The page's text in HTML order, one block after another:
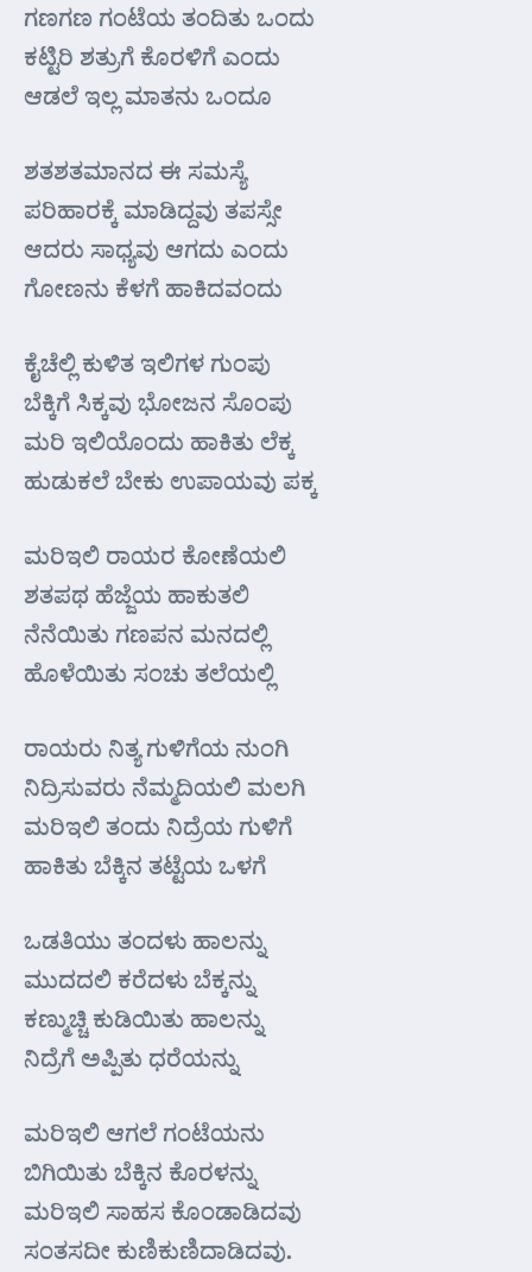
ಗಣಗಣ ಗಂಟೆಯ ತಂದಿತು ಒಂದು
ಕಟ್ಟಿರಿ ಶತ್ರುಗೆ ಕೊರಳಿಗೆ ಎಂದು
ಆಡಲೆ ಇಲ್ಲ ಮಾತನು ಒಂದೂ
ಶತಶತಮಾನದ ಈ ಸಮಸ್ಯೆ
ಪರಿಹಾರಕ್ಕೆ ಮಾಡಿದ್ದವು ತಪಸ್ಸೇ
ಆದರು ಸಾಧ್ಯವು ಆಗದು ಎಂದು
ಗೋಣನು ಕೆಳಗೆ ಹಾಕಿದವಂದು
ಕೈಚೆಲ್ಲಿ ಕುಳಿತ ಇಲಿಗಳ ಗುಂಪು
ಬೆಕ್ಕಿಗೆ ಸಿಕ್ಕವು ಭೋಜನ ಸೊಂಪು
ಮರಿ ಇಲಿಯೊಂದು ಹಾಕಿತು ಲೆಕ್ಕ
ಹುಡುಕಲೆ ಬೇಕು ಉಪಾಯವು ಪಕ್ಕ
ಮರಿಇಲಿ ರಾಯರ ಕೋಣೆಯಲಿ
ಶತಪಥ ಹೆಜ್ಜೆಯ ಹಾಕುತಲಿ
ನೆನೆಯಿತು ಗಣಪನ ಮನದಲ್ಲಿ
ಹೊಳೆಯಿತು ಸಂಚು ತಲೆಯಲ್ಲಿ
ರಾಯರು ನಿತ್ಯ ಗುಳಿಗೆಯ ನುಂಗಿ
ನಿದ್ರಿಸುವರು ನೆಮ್ಮದಿಯಲಿ ಮಲಗಿ
ಮರಿಇಲಿ ತಂದು ನಿದ್ರೆಯ ಗುಳಿಗೆ
ಹಾಕಿತು ಬೆಕ್ಕಿನ ತಟ್ಟೆಯ ಒಳಗೆ
ಒಡತಿಯು ತಂದಳು ಹಾಲನ್ನು
ಮುದದಲಿ ಕರೆದಳು ಬೆಕ್ಕನ್ನು
ಕಣ್ಮುಚ್ಚಿ ಕುಡಿಯಿತು ಹಾಲನ್ನು
ನಿದ್ರೆಗೆ ಅಪ್ಪಿತು ಧರೆಯನ್ನು
ಮರಿಇಲಿ ಆಗಲೆ ಗಂಟೆಯನು
ಬಿಗಿಯಿತು ಬೆಕ್ಕಿನ ಕೊರಳನ್ನು
ಮರಿಇಲಿ ಸಾಹಸ ಕೊಂಡಾಡಿದವು
ಸಂತಸದೀ ಕುಣಿಕುಣಿದಾಡಿದವು.